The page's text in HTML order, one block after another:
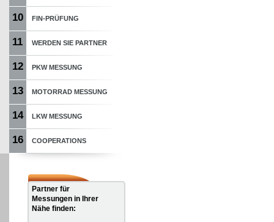
10 FIN-PRÜFUNG
11 WERDEN SIE PARTNER
12 PKW MESSUNG
13 MOTORRAD MESSUNG
14 LKW MESSUNG
16 COOPERATIONS
Partner für
Messungen in Ihrer
Nähe finden: